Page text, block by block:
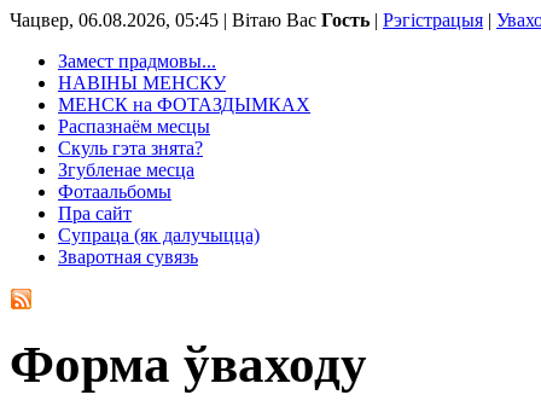
Чацвер, 06.08.2026, 05:45 | Вітаю Вас Гость | Рэгістрацыя |
Замест прадмовы...
НАВІНЫ МЕНСКУ
МЕНСК на ФОТАЗДЫМКАХ
Распазнаём месцы
Скуль гэта знята?
Згубленае месца
Фотаальбомы
Пра сайт
Супраца (як далучыцца)
Зваротная сувязь
Форма ўваходу